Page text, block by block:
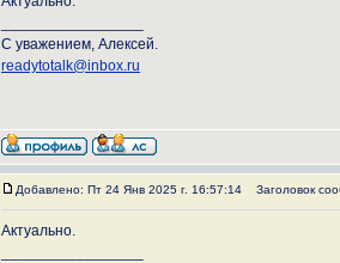
С уважением, Алексей.
readytotalk@inbox.ru
Добавлено: Пт 24 Янв 2025 г. 16:57:14 Заголовок
Актуально.